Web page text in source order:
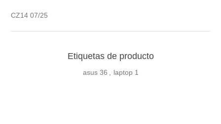
CZ14 07/25
Etiquetas de producto
asus 36 , laptop 1